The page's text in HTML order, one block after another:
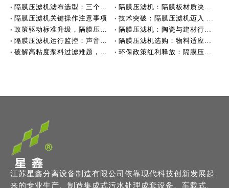
隔膜压滤机滤布选型：三个关键要素决定过滤效果
隔膜压滤机：隔膜板材质决定性能
隔膜压滤机关键操作注意事项
技术突破：隔膜压滤机迈入 4.0MPa + 深度脱水新时代
政策驱动标准升级，隔膜压滤机行业迈向高质量发展
隔膜压滤机：陶瓷与建材行业的脱水利器
隔膜压滤机运行监控：声音与压力
隔膜压滤机选购：物料适应性是关键
破解高粘度浆料过滤难题，效率跃升！
环保政策红利释放：隔膜压滤机市场迎来爆发式增长
江苏星鑫分离设备制造有限公司依靠现代科技创新发展起
来的专业生产、制造集成式污水处理成套设备、车载式、